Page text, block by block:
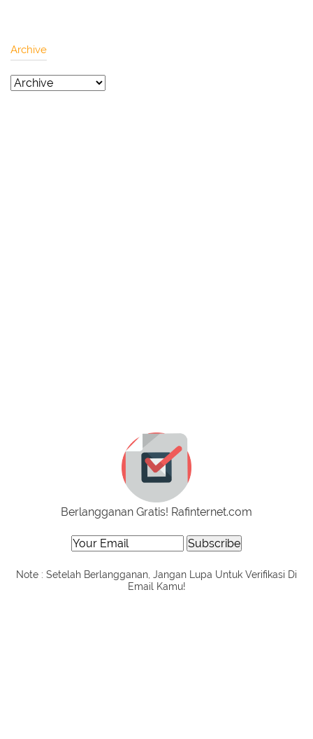
Archive
Berlangganan Gratis! Rafinternet.com
Note : Setelah Berlangganan, Jangan Lupa Untuk Verifikasi Di
Email Kamu!